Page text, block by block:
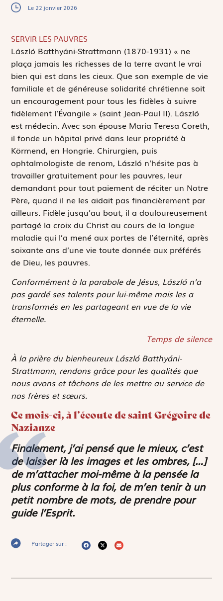
Le 22 janvier 2026
SERVIR LES PAUVRES
László Batthyáni-Strattmann (1870-1931) « ne
plaça jamais les richesses de la terre avant le vrai
bien qui est dans les cieux. Que son exemple de vie
familiale et de généreuse solidarité chrétienne soit
un encouragement pour tous les fidèles à suivre
fidèlement l’Évangile » (saint Jean-Paul II). László
est médecin. Avec son épouse Maria Teresa Coreth,
il fonde un hôpital privé dans leur propriété à
Körmend, en Hongrie. Chirurgien, puis
ophtalmologiste de renom, László n’hésite pas à
travailler gratuitement pour les pauvres, leur
demandant pour tout paiement de réciter un Notre
Père, quand il ne les aidait pas financièrement par
ailleurs. Fidèle jusqu’au bout, il a douloureusement
partagé la croix du Christ au cours de la longue
maladie qui l’a mené aux portes de l’éternité, après
soixante ans d’une vie toute donnée aux préférés
de Dieu, les pauvres.
Conformément à la parabole de Jésus, László n’a
pas gardé ses talents pour lui-même mais les a
transformés en les partageant en vue de la vie
éternelle.
Temps de silence
À la prière du bienheureux László Batthyáni-
Strattmann, rendons grâce pour les qualités que
nous avons et tâchons de les mettre au service de
nos frères et sœurs.
Ce mois-ci, à l’écoute de saint Grégoire de
Nazianze
Finalement, j’ai pensé que le mieux, c’est
de laisser là les images et les ombres, […]
de m’attacher moi-même à la pensée la
plus conforme à la foi, de m’en tenir à un
petit nombre de mots, de prendre pour
guide l’Esprit.
Partager sur :